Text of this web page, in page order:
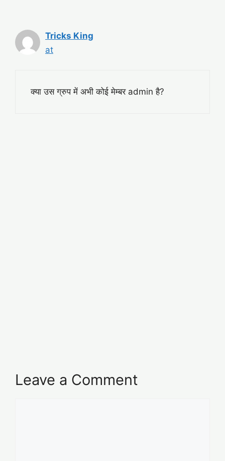
Tricks King
at
क्या उस ग्रुप में अभी कोई मेम्बर admin है?
Leave a Comment